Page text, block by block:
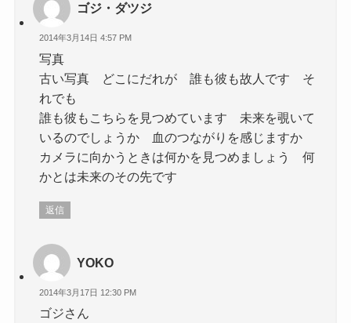
ゴジ・ダツジ
2014年3月14日 4:57 PM
写真
古い写真 どこにだれが 誰も彼も故人です そ
れでも
誰も彼もこちらを見つめています 未来を覗いて
いるのでしょうか 血のつながりを感じますか
カメラに向かうときは何かを見つめましょう 何
かとは未来のその先です
返信
YOKO
2014年3月17日 12:30 PM
ゴジさん